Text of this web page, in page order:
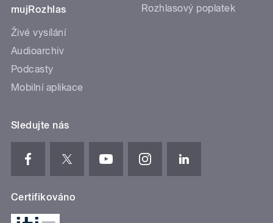
mujRozhlas
Živé vysílání
Audioarchiv
Podcasty
Mobilní aplikace
Rozhlasový poplatek
Sledujte nás
Certifikováno